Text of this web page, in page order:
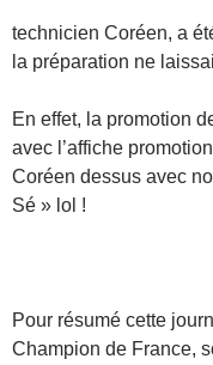
technicien Coréen, a
la préparation ne
En effet, la promotion
avec l’affiche
Coréen dessus avec
Sé » lol !
Pour résumé cette
Champion de France,